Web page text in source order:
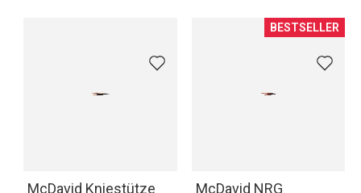
McDavid Kniestütze
BESTSELLER
McDavid NRG